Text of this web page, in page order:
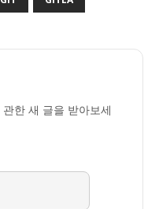
한 새 글을 받아보세